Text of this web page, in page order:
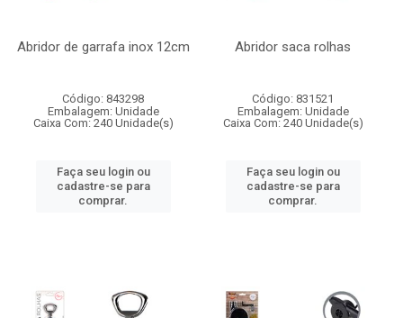
Abridor de garrafa inox 12cm
Código: 843298
Embalagem: Unidade
Caixa Com: 240 Unidade(s)
Faça seu login ou
cadastre-se para
comprar.
Abridor saca rolhas
Código: 831521
Embalagem: Unidade
Caixa Com: 240 Unidade(s)
Faça seu login ou
cadastre-se para
comprar.